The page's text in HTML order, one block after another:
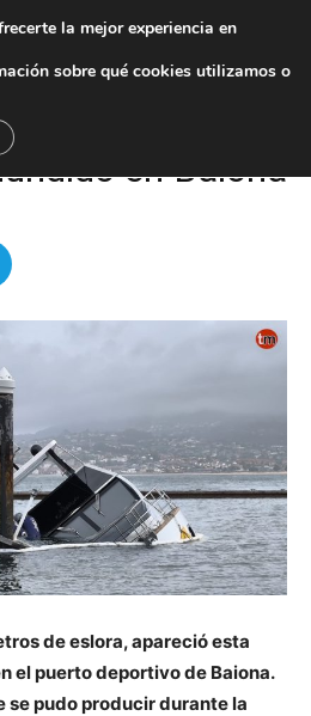
en Baiona
de eslora, apareció esta
el puerto deportivo de Baiona.
se pudo producir durante la
la mejor experiencia en
sobre qué cookies utilizamos o